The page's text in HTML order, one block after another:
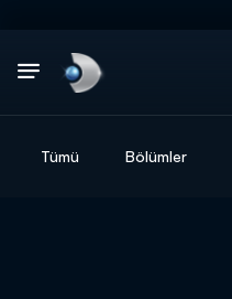
Tümü Bölümler